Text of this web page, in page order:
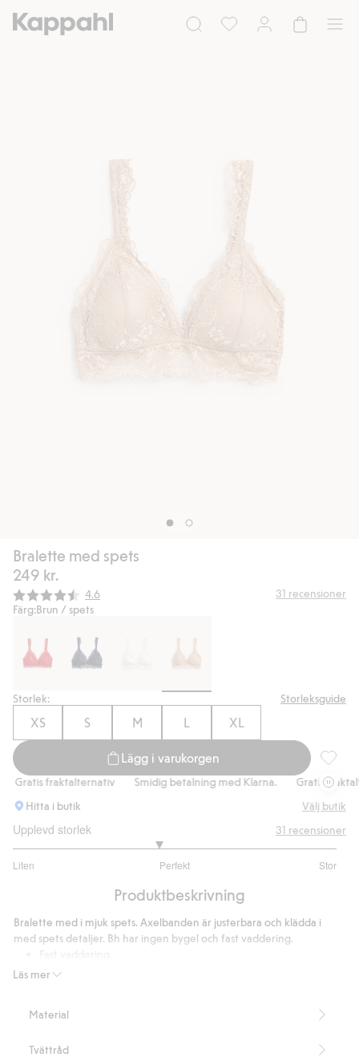
Bralette med spets
249 kr.
Snittbetyg:
4.6 31 recensioner
Färg:Brun / spets
Storlek: Storleksguide
XS S M L XL
Lägg i varukorgen
Gratis fraktalternativ Smidig betalning med Klarna.
Gratis
Hitta i butik
Välj butik
Upplevd storlek
Liten Perfekt Stor
utav
29
betyg
31 recensioner
Produktbeskrivning
Läs mer
Bralette med i mjuk spets. Axelbanden är justerbara och klädda i
med spets detaljer. Bh har ingen bygel och fast vaddering.
Ingen bygel
Blended Recycled Polyamide
Material
Tvättråd